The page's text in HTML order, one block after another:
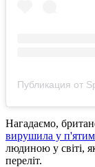
Нагадаємо,
вирушила у
людиною у світі,
переліт.